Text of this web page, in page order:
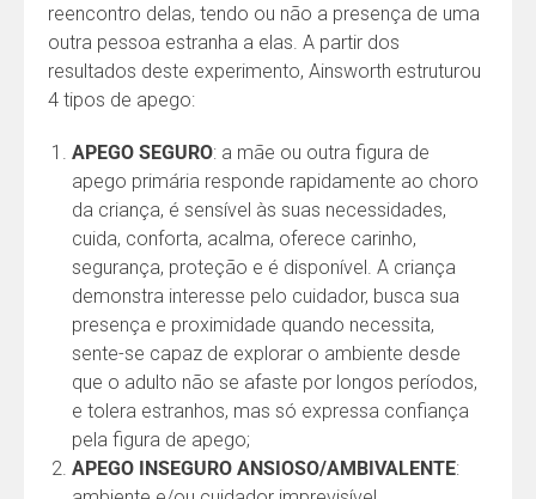
reencontro delas, tendo ou não a presença de uma
outra pessoa estranha a elas. A partir dos
resultados deste experimento, Ainsworth estruturou
4 tipos de apego:
APEGO SEGURO: a mãe ou outra figura de
apego primária responde rapidamente ao choro
da criança, é sensível às suas necessidades,
cuida, conforta, acalma, oferece carinho,
segurança, proteção e é disponível. A criança
demonstra interesse pelo cuidador, busca sua
presença e proximidade quando necessita,
sente-se capaz de explorar o ambiente desde
que o adulto não se afaste por longos períodos,
e tolera estranhos, mas só expressa confiança
pela figura de apego;
APEGO INSEGURO ANSIOSO/AMBIVALENTE: